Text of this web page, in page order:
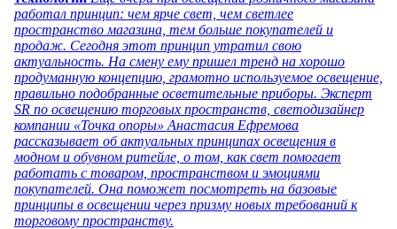
работал принцип: чем ярче свет, чем светлее
пространство магазина, тем больше покупателей и
продаж. Сегодня этот принцип утратил свою
актуальность. На смену ему пришел тренд на хорошо
продуманную концепцию, грамотно используемое освещение,
правильно подобранные осветительные приборы. Эксперт
SR по освещению торговых пространств, светодизайнер
компании «Точка опоры» Анастасия Ефремова
рассказывает об актуальных принципах освещения в
модном и обувном ритейле, о том, как свет помогает
работать с товаром, пространством и эмоциями
покупателей. Она поможет посмотреть на базовые
принципы в освещении через призму новых требований к
торговому пространству.